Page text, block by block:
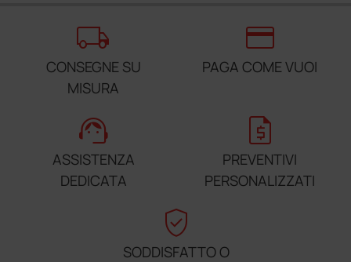
local_shipping
CONSEGNE SU
MISURA
credit_card
PAGA COME VUOI
support_agent
ASSISTENZA
DEDICATA
request_quote
PREVENTIVI
PERSONALIZZATI
verified_user
SODDISFATTO O